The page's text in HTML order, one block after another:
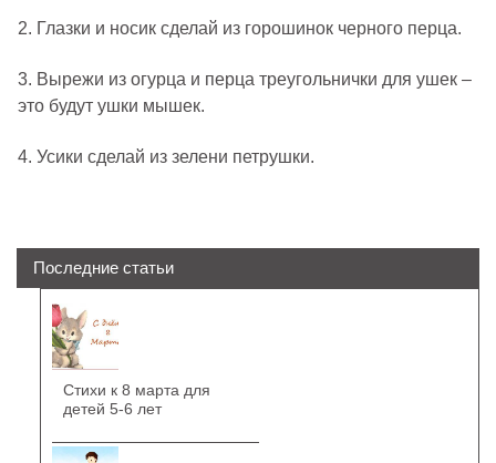
2. Глазки и носик сделай из горошинок черного перца.
3. Вырежи из огурца и перца треугольнички для ушек –
это будут ушки мышек.
4. Усики сделай из зелени петрушки.
Последние статьи
Стихи к 8 марта для
детей 5-6 лет